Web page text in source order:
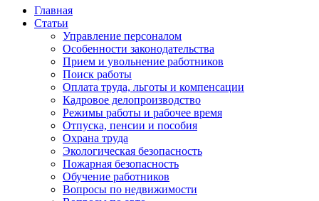
Главная
Статьи
Управление персоналом
Особенности законодательства
Прием и увольнение работников
Поиск работы
Оплата труда, льготы и компенсации
Кадровое делопроизводство
Режимы работы и рабочее время
Отпуска, пенсии и пособия
Охрана труда
Экологическая безопасность
Пожарная безопасность
Обучение работников
Вопросы по недвижимости